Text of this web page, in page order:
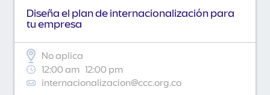
Diseña el plan de internacionalización para
tu empresa
No aplica
12:00 am 12:00 pm
internacionalizacion@ccc.org.co